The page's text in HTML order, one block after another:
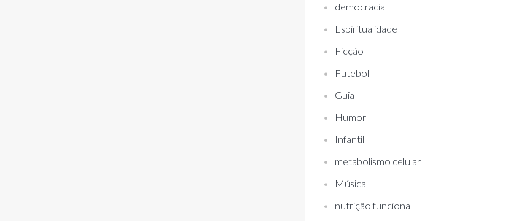
democracia
Espiritualidade
Ficção
Futebol
Guia
Humor
Infantil
metabolismo celular
Música
nutrição funcional